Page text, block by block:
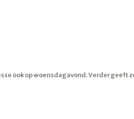
ook op woensdagavond. Verder geeft